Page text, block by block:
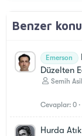
Benzer
Emerson
Düzelten
Semih Asil
Cevaplar 0
Hurda